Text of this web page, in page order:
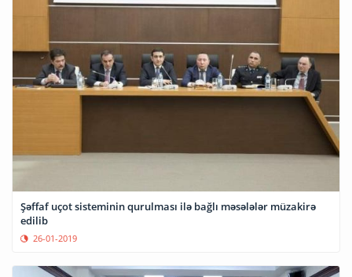
Şəffaf uçot sisteminin qurulması ilə bağlı məsələlər müzakirə
edilib
26-01-2019